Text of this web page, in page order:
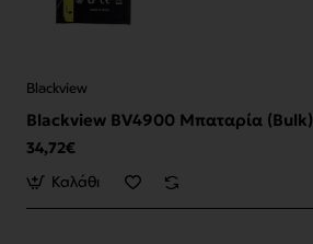
Blackview
Blackview BV4900 Μπαταρία (Bulk)
34,72€
Καλάθι